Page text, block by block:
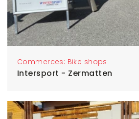
Commerces: Bike shops
Intersport - Zermatten